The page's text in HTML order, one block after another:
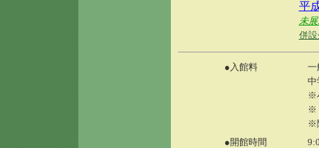
平
未
併
●入館料
一
中
※
※
※
●開館時間